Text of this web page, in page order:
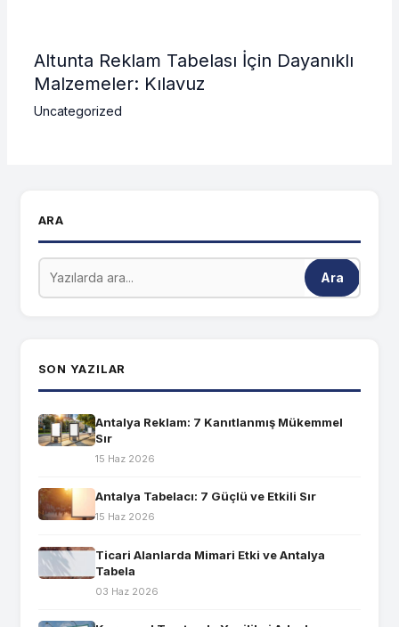
Altunta Reklam Tabelası İçin Dayanıklı
Malzemeler: Kılavuz
Uncategorized
ARA
Ara
SON YAZILAR
Antalya Reklam: 7 Kanıtlanmış Mükemmel
Sır
15 Haz 2026
Antalya Tabelacı: 7 Güçlü ve Etkili Sır
15 Haz 2026
Ticari Alanlarda Mimari Etki ve Antalya
Tabela
03 Haz 2026